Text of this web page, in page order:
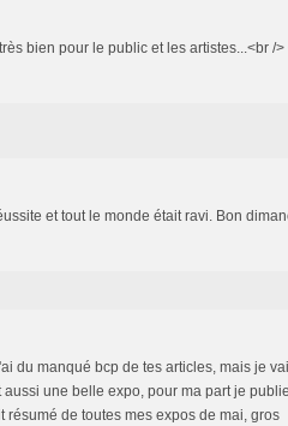
bien pour le public et les artistes...<br />
et tout le monde était ravi. Bon
du manqué bcp de tes articles, mais je
une belle expo, pour ma part je
de toutes mes expos de mai, gros